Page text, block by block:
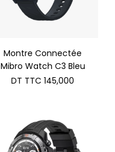
Montre Connectée
Mibro Watch C3 Bleu
DT TTC 145,000